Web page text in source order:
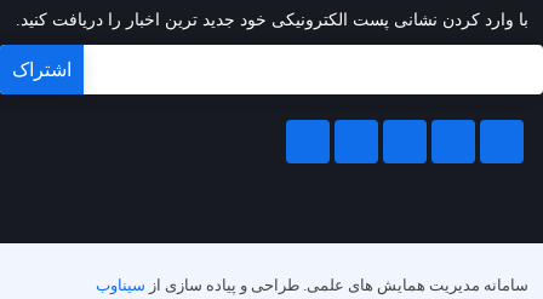
با وارد کردن نشانی پست الکترونیکی خود جدید ترین اخبار را دریافت کنید.
سامانه مدیریت همایش های علمی. طراحی و پیاده سازی از سیناوب